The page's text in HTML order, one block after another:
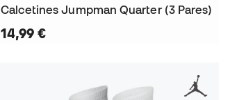
Calcetines Jumpman Quarter (3 Pares)
14,99 €